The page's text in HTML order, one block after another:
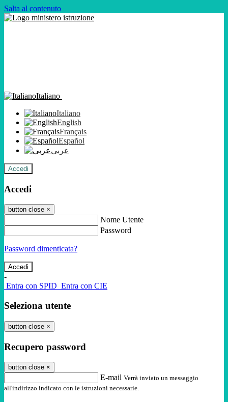
Salta al contenuto
Italiano
Italiano
English
Français
Español
عربى
Accedi
Accedi
button close ×
Nome Utente
Password
Password dimenticata?
-
Entra con SPID Entra con CIE
Seleziona utente
button close ×
Recupero password
button close ×
E-mail Verrà inviato un messaggio
all'indirizzo indicato con le istruzioni necessarie.